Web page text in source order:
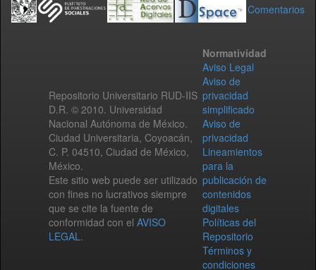
Comentarios
Repositorio Universitario RUD-IIS
D.R. © 2010. Universidad
Nacional Autónoma de México.
Ciudad Universitaria, Coyoacán,
C. P. 04510, Ciudad de México,
México.
Este sitio web puede ser utilizado
con fines no lucrativos siempre
que se cite la fuente de
conformidad con el AVISO
LEGAL.
Normatividad
Aviso Legal
Aviso de
privacidad
simplificado
Aviso de
privacidad
Lineamientos
para la
publicación de
contenidos
digitales
Políticas del
Repositorio
Términos y
condiciones